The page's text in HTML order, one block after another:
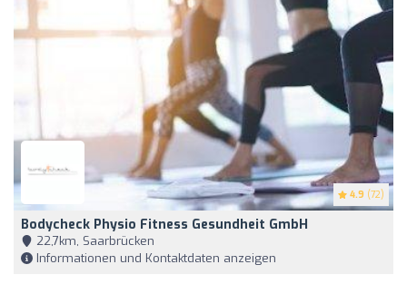
4.9 (72)
Bodycheck Physio Fitness Gesundheit GmbH
22,7km, Saarbrücken
Informationen und Kontaktdaten anzeigen